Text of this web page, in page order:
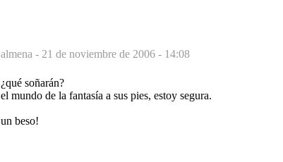
almena - 21 de noviembre de 2006 - 14:08
¿qué soñarán?
el mundo de la fantasía a sus pies, estoy segura.
un beso!